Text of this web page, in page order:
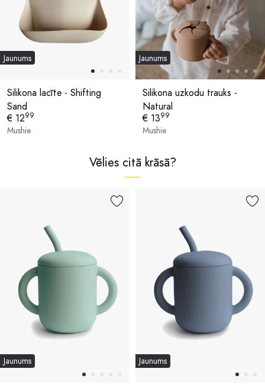
Jaunums
Silikona lacīte - Shifting
Sand
€ 1299
Mushie
Jaunums
Silikona uzkodu trauks -
Natural
€ 1399
Mushie
Vēlies citā krāsā?
Jaunums Jaunums